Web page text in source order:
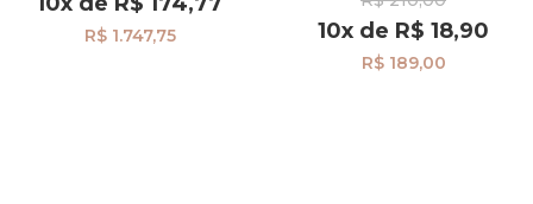
R$ 1.747,75 10x de R$ 18,90
R$ 189,00